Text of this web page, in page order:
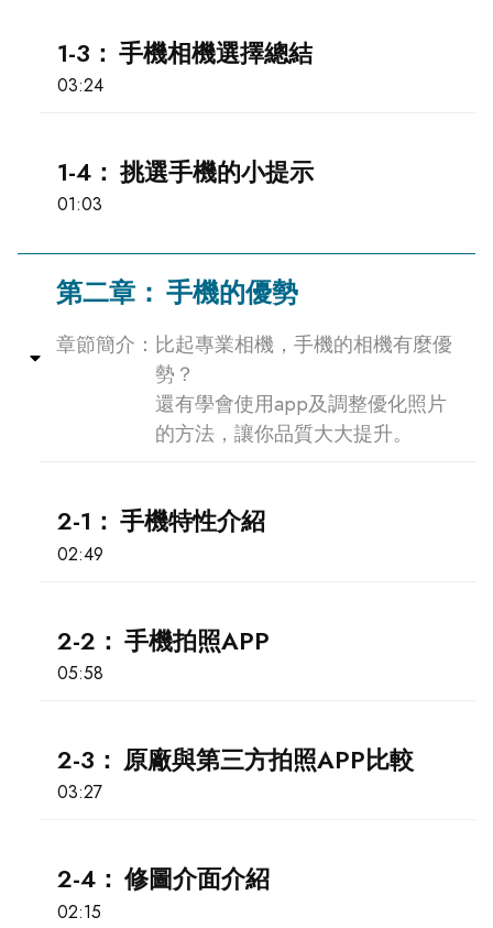
1-3： 手機相機選擇總結
03:24
1-4： 挑選手機的小提示
01:03
Collapse
第二章： 手機的優勢
章節簡介： 比起專業相機，手機的相機有麼優
勢？
還有學會使用app及調整優化照片
的方法，讓你品質大大提升。
2-1： 手機特性介紹
02:49
2-2： 手機拍照APP
05:58
2-3： 原廠與第三方拍照APP比較
03:27
2-4： 修圖介面介紹
02:15